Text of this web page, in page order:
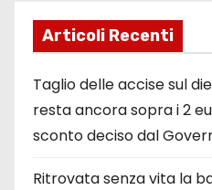
Articoli Recenti
Taglio delle accise sul
resta ancora sopra i 2
sconto deciso dal
Ritrovata senza vita la